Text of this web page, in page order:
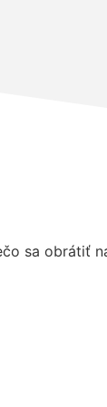
sa obrátiť